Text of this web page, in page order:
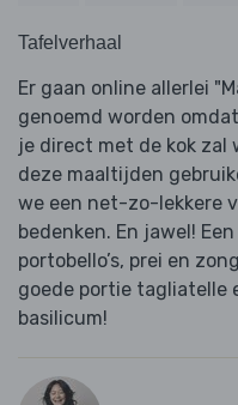
Tafelverhaal
Er gaan online allerlei
genoemd worden
je direct met de kok zal
deze maaltijden
we een net-zo-lekkere
bedenken. En jawel!
portobello’s, prei en
goede portie tagliatelle
basilicum!